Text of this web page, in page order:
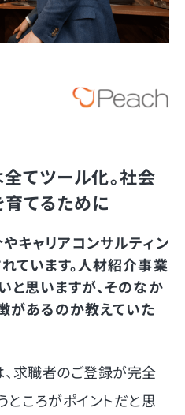
てツール化。社会
てるために
キャリアコンサルティン
ています。人材紹介事業
と思いますが、そのなか
があるのか教えていた
求職者のご登録が完全
ところがポイントだと思